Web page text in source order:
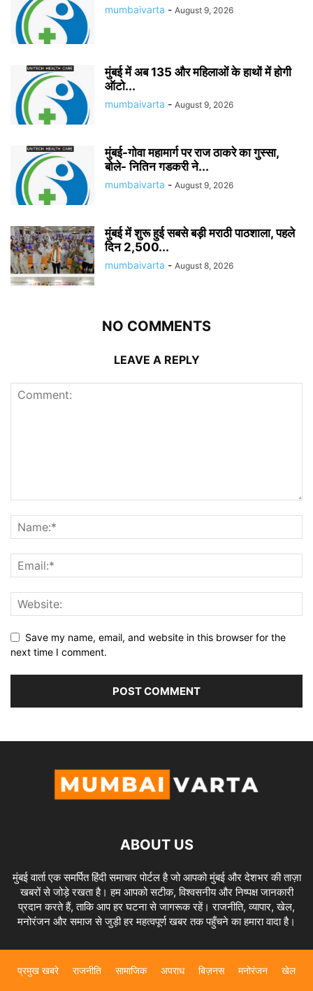
mumbaivarta - August 9, 2026
मुंबई में अब 135 और महिलाओं के हाथों में होगी
ऑटो...
mumbaivarta - August 9, 2026
मुंबई-गोवा महामार्ग पर राज ठाकरे का गुस्सा,
बोले- नितिन गडकरी ने...
mumbaivarta - August 9, 2026
मुंबई में शुरू हुई सबसे बड़ी मराठी पाठशाला, पहले
दिन 2,500...
mumbaivarta - August 8, 2026
NO COMMENTS
LEAVE A REPLY
Save my name, email, and website in this browser for the
next time I comment.
ABOUT US
मुंबई वार्ता एक समर्पित हिंदी समाचार पोर्टल है जो आपको मुंबई और देशभर की ताज़ा
खबरों से जोड़े रखता है। हम आपको सटीक, विश्वसनीय और निष्पक्ष जानकारी
प्रदान करते हैं, ताकि आप हर घटना से जागरूक रहें। राजनीति, व्यापार, खेल,
मनोरंजन और समाज से जुड़ी हर महत्वपूर्ण खबर तक पहुँचने का हमारा वादा है।
प्रमुख खबरे राजनीति सामाजिक अपराध बिज़नस मनोरंजन खेल